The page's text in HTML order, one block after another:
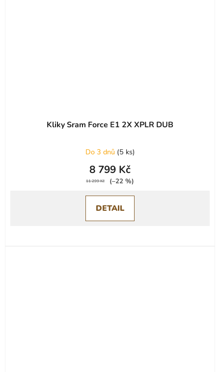
Kliky Sram Force E1 2X XPLR DUB
Do 3 dnů (5 ks)
8 799 Kč
11 299 Kč (–22 %)
DETAIL